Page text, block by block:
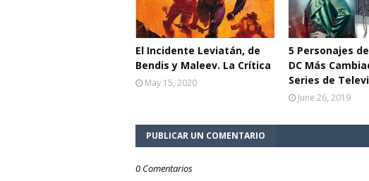
El Incidente Leviatán, de
Bendis y Maleev. La Crítica
May 15, 2020
5 Personajes
DC Más
Series de
June 26, 2019
PUBLICAR UN COMENTARIO
0 Comentarios